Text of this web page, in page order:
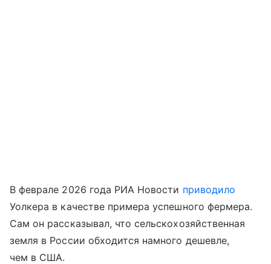
В феврале 2026 года РИА Новости приводило
Уолкера в качестве примера успешного фермера.
Сам он рассказывал, что сельскохозяйственная
земля в России обходится намного дешевле,
чем в США.